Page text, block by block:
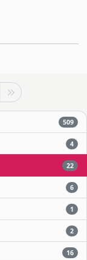
509
4
22
6
1
2
16